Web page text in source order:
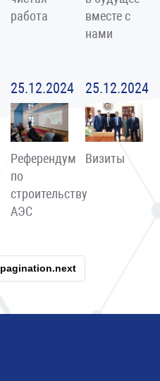
работа
вместе с
нами
25.12.2024
Референдум
по
строительству
АЭС
25.12.2024
Визиты
pagination.next